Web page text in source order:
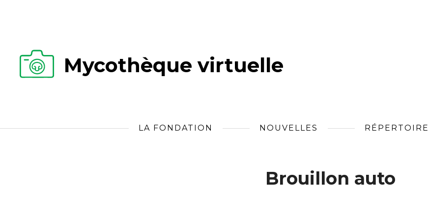
Mycothèque virtuelle
LA FONDATION NOUVELLES RÉPERTOIRE
Brouillon auto